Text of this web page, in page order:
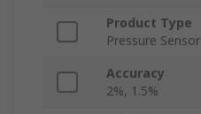
Product Type
Pressure Sensor
Accuracy
2%, 1.5%